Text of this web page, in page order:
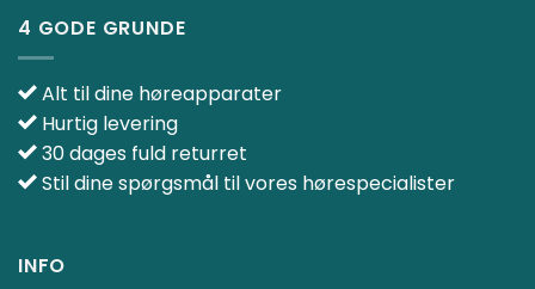
4 GODE GRUNDE
Alt til dine høreapparater
Hurtig levering
30 dages fuld returret
Stil dine spørgsmål til vores hørespecialister
INFO